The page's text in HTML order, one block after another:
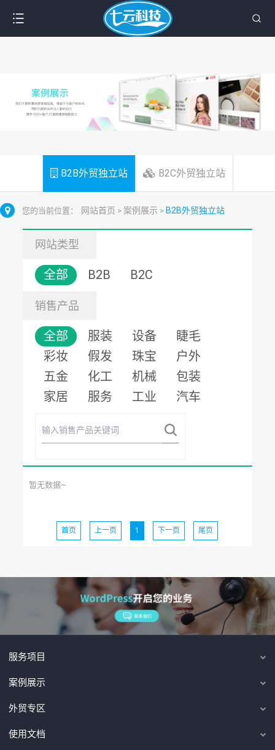
B2B外贸独立站 B2C外贸独立站
您的当前位置： 网站首页 > 案例展示 > B2B外贸独立站
网站类型
全部 B2B B2C
销售产品
全部 服装 设备
睫毛
彩妆
假发 珠宝
户外
五金
化工 机械
包装
家居
服务 工业 汽车
暂无数据~
首页 上一页 1 下一页 尾页
服务项目
案例展示
外贸专区
使用文档